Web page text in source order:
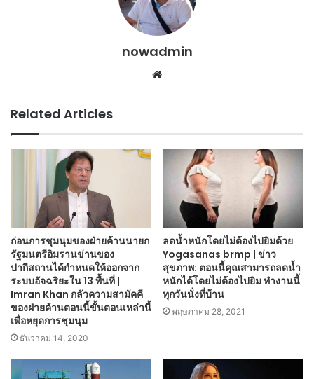
nowadmin
Website
Related Articles
ก่อนการชุมนุมของฝ่ายค้านนายก
รัฐมนตรีอิมรานข่านของ
ปากีสถานได้กำหนดให้ออกจาก
ระบบอัจฉริยะใน 13 พื้นที่ |
Imran Khan กลัวความสามัคคี
ของฝ่ายค้านตอนนี้ขั้นตอนเหล่านี้
เพื่อหยุดการชุมนุม
ธันวาคม 14, 2020
ลดน้ำหนักโดยไม่ต้องไปยิมด้วย
Yogasanas brmp | ข่าว
สุขภาพ: ตอนนี้คุณสามารถลดน้ำ
หนักได้โดยไม่ต้องไปยิม ทำงานนี้
ทุกวันนั่งที่บ้าน
พฤษภาคม 28, 2021